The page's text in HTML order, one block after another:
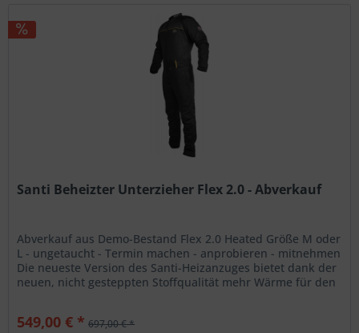
Santi Beheizter Unterzieher Flex 2.0 - Abverkauf
Abverkauf aus Demo-Bestand Flex 2.0 Heated Größe M oder
L - ungetaucht - Termin machen - anprobieren - mitnehmen
Die neueste Version des Santi-Heizanzuges bietet dank der
neuen, nicht gesteppten Stoffqualität mehr Wärme für den
549,00 € * 697,00 € *